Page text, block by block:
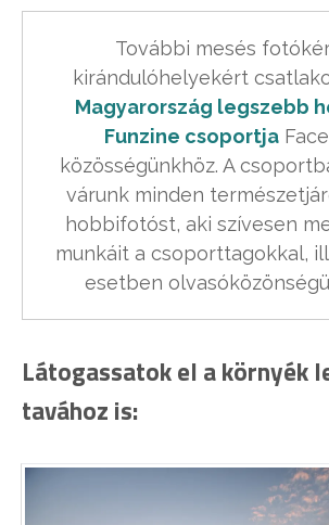
További mesés
kirándulóhelyekért
Magyarország legszebb
Funzine csoportja
közösségünkhöz. A
várunk minden
hobbifotóst, aki szívesen
munkáit a csoporttagokkal,
esetben
Látogassatok el a környék
tavához is: